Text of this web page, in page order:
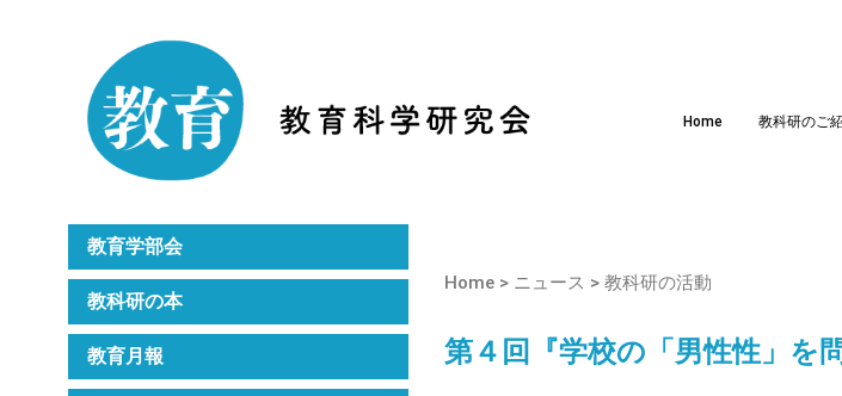
Home 教科研のご
Home > ニュース > 教科研の活動
第４回『学校の「男性性」
教科研のご紹介
月刊誌『教育』
教育学部会
教科研の本
教育月報